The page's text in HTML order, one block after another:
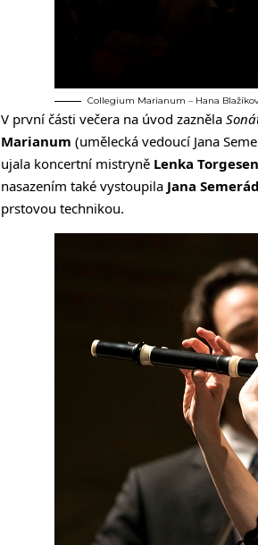
Collegium Marianum – Hana
V první části večera na úvod zazněla
Marianum (umělecká vedoucí Jana
ujala koncertní mistryně Lenka Torgesen
nasazením také vystoupila Jana
prstovou technikou.